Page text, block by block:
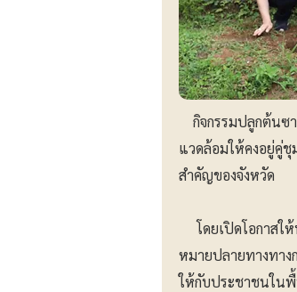
กิจกรรมปลูกต้นซ
แวดล้อมให้คงอยู่คู่
สำคัญของจังหวัด
โดยเปิดโอกาสใ
หมายปลายทางทาง
ให้กับประชาชนใน